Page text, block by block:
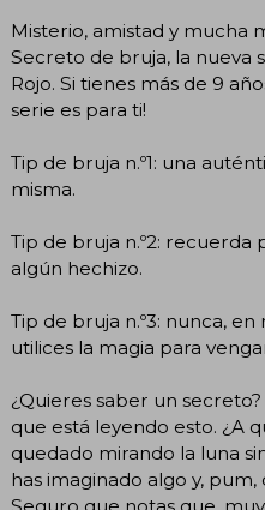
Misterio, amistad y mucha
Secreto de bruja, la nueva
Rojo. Si tienes más de 9
serie es para ti!
Tip de bruja n.º1: una
misma.
Tip de bruja n.º2:
algún hechizo.
Tip de bruja n.º3: nunca,
utilices la magia para
¿Quieres saber un
que está leyendo esto. ¿A
quedado mirando la luna
has imaginado algo y,